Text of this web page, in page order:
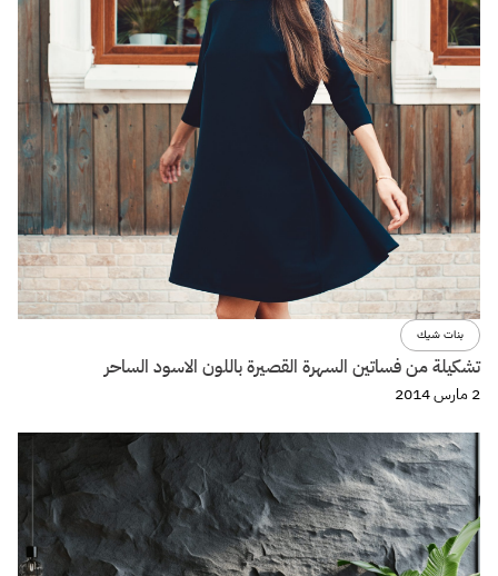
بنات شيك
تشكيلة من فساتين السهرة القصيرة باللون الاسود الساحر
2 مارس 2014